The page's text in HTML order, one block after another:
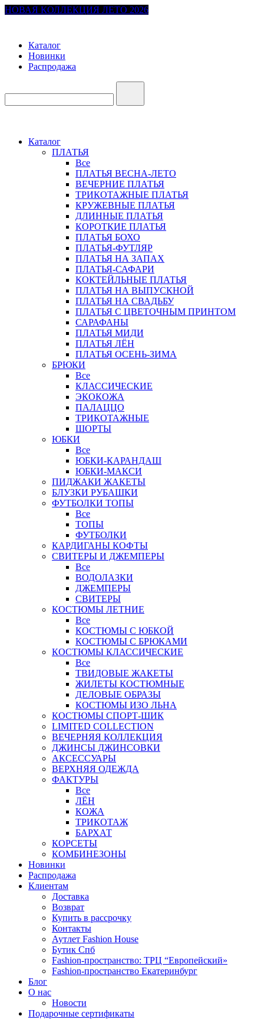
НОВАЯ КОЛЛЕКЦИЯ ЛЕТО 2026
Каталог
Новинки
Распродажа
Каталог
ПЛАТЬЯ
Все
ПЛАТЬЯ ВЕСНА-ЛЕТО
ВЕЧЕРНИЕ ПЛАТЬЯ
ТРИКОТАЖНЫЕ ПЛАТЬЯ
КРУЖЕВНЫЕ ПЛАТЬЯ
ДЛИННЫЕ ПЛАТЬЯ
КОРОТКИЕ ПЛАТЬЯ
ПЛАТЬЯ БОХО
ПЛАТЬЯ-ФУТЛЯР
ПЛАТЬЯ НА ЗАПАХ
ПЛАТЬЯ-САФАРИ
КОКТЕЙЛЬНЫЕ ПЛАТЬЯ
ПЛАТЬЯ НА ВЫПУСКНОЙ
ПЛАТЬЯ НА СВАДЬБУ
ПЛАТЬЯ С ЦВЕТОЧНЫМ ПРИНТОМ
САРАФАНЫ
ПЛАТЬЯ МИДИ
ПЛАТЬЯ ЛЁН
ПЛАТЬЯ ОСЕНЬ-ЗИМА
БРЮКИ
Все
КЛАССИЧЕСКИЕ
ЭКОКОЖА
ПАЛАЦЦО
ТРИКОТАЖНЫЕ
ШОРТЫ
ЮБКИ
Все
ЮБКИ-КАРАНДАШ
ЮБКИ-МАКСИ
ПИДЖАКИ ЖАКЕТЫ
БЛУЗКИ РУБАШКИ
ФУТБОЛКИ ТОПЫ
Все
ТОПЫ
ФУТБОЛКИ
КАРДИГАНЫ КОФТЫ
СВИТЕРЫ И ДЖЕМПЕРЫ
Все
ВОДОЛАЗКИ
ДЖЕМПЕРЫ
СВИТЕРЫ
КОСТЮМЫ ЛЕТНИЕ
Все
КОСТЮМЫ С ЮБКОЙ
КОСТЮМЫ С БРЮКАМИ
КОСТЮМЫ КЛАССИЧЕСКИЕ
Все
ТВИДОВЫЕ ЖАКЕТЫ
ЖИЛЕТЫ КОСТЮМНЫЕ
ДЕЛОВЫЕ ОБРАЗЫ
КОСТЮМЫ ИЗО ЛЬНА
КОСТЮМЫ СПОРТ-ШИК
LIMITED COLLECTION
ВЕЧЕРНЯЯ КОЛЛЕКЦИЯ
ДЖИНСЫ ДЖИНСОВКИ
АКСЕССУАРЫ
ВЕРХНЯЯ ОДЕЖДА
ФАКТУРЫ
Все
ЛЁН
КОЖА
ТРИКОТАЖ
БАРХАТ
КОРСЕТЫ
КОМБИНЕЗОНЫ
Новинки
Распродажа
Клиентам
Доставка
Возврат
Купить в рассрочку
Контакты
Аутлет Fashion House
Бутик Спб
Fashion-пространство: ТРЦ “Европейский»
Fashion-пространство Екатеринбург
Блог
О нас
Новости
Подарочные сертификаты